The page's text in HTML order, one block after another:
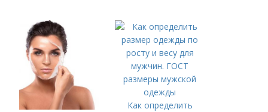
Как определить